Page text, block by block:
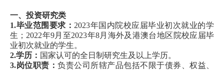
投资者教育
销售人员公示
投资人员公示
关于我们
关于信银理财
品牌理念
一、投资研究类
1.毕业范围要求： 2023年国内院校应届毕业初次就业的学
生；2022年9月至2023年8月海外及港澳台地区院校应届毕
业初次就业的学生。
2.学历： 国家认可的全日制研究生及以上学历。
3.岗位职责： 负责公司所辖产品包括不限于债券、权益、